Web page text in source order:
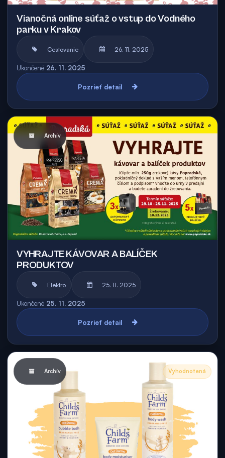
Vianočná online súťaž o vstup do Vodného
parku v Krakov
Cestovanie 26. 11. 2025
Ukončené 26. 11. 2025
Pozrieť detail
Archív
VYHRAJTE KÁVOVAR A BALÍČEK
PRODUKTOV
Elektro 25. 11. 2025
Ukončené 25. 11. 2025
Pozrieť detail
Archív Vyhodnotená